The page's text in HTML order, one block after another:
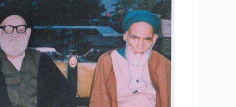
مرحوم
حضرت
آقای
مولوی
در
نکوهش
حب
دنیا